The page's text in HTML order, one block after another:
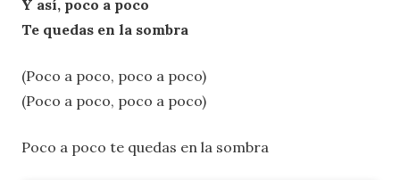
Y así, poco a poco
Te quedas en la sombra
(Poco a poco, poco a poco)
(Poco a poco, poco a poco)
Poco a poco te quedas en la sombra